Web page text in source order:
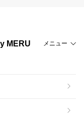
MERU メニュー